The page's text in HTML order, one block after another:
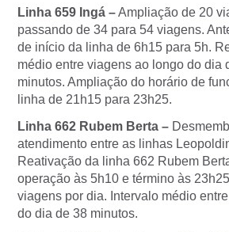
Linha 659 Ingá –Ampliação de 20
passando de 34 para 54 viagens.
de início da linha de 6h15 para 5h.
médio entre viagens ao longo do dia
minutos. Ampliação do horário de
linha de 21h15 para 23h25.
Linha 662 Rubem Berta –
atendimento entre as linhas
Reativação da linha 662 Rubem
operação às 5h10 e término às
viagens por dia. Intervalo médio
do dia de 38 minutos.